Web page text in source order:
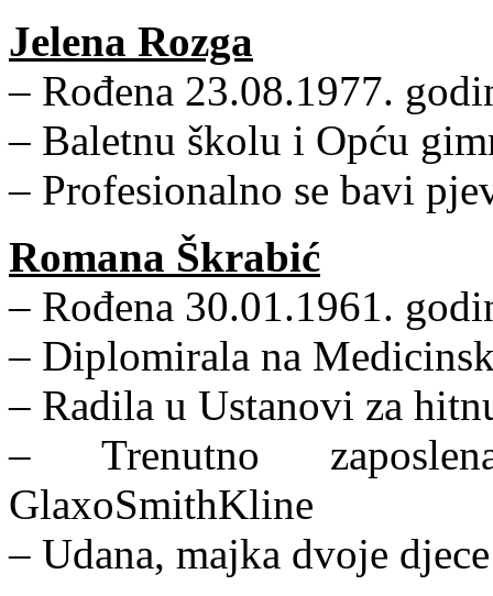
Jelena Rozga
– Rođena 23.08.1977.
– Baletnu školu i Opću
– Profesionalno se bavi
Romana Škrabić
– Rođena 30.01.1961.
– Diplomirala na
– Radila u Ustanovi za
– Trenutno
GlaxoSmithKline
– Udana, majka dvoje djece